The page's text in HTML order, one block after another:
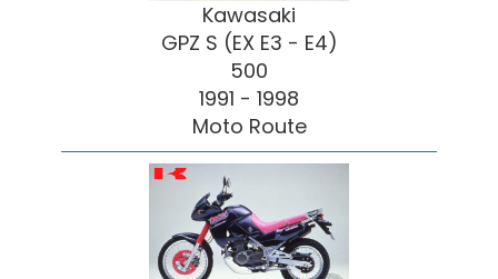
Kawasaki
GPZ S (EX E3 - E4)
500
1991 - 1998
Moto Route